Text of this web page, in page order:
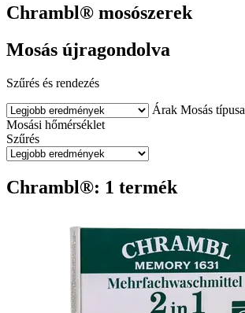
Chrambl® mosószerek
Mosás újragondolva
Szűrés és rendezés
Árak Mosás típusa
Mosási hőmérséklet
Szűrés
Chrambl®: 1 termék